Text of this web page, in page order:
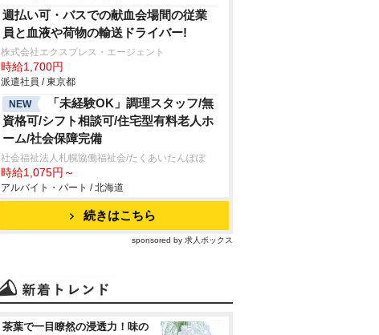
週払い可・バスでの献血会場間の従業
員と血液や荷物の輸送ドライバー!
株式会社エクスプレス・エージェント
時給1,700円
派遣社員 / 東京都
NEW
「未経験OK」調理スタッフ/無
資格可/シフト相談可/住宅型有料老人ホ
ーム/社会保障完備
社会福祉法人札幌協働福祉会/たくあいたんぽぽ
時給1,075円～
アルバイト・パート / 北海道
続きはこちら
sponsored by 求人ボックス
茶葉で一目瞭然の浸透力！味の